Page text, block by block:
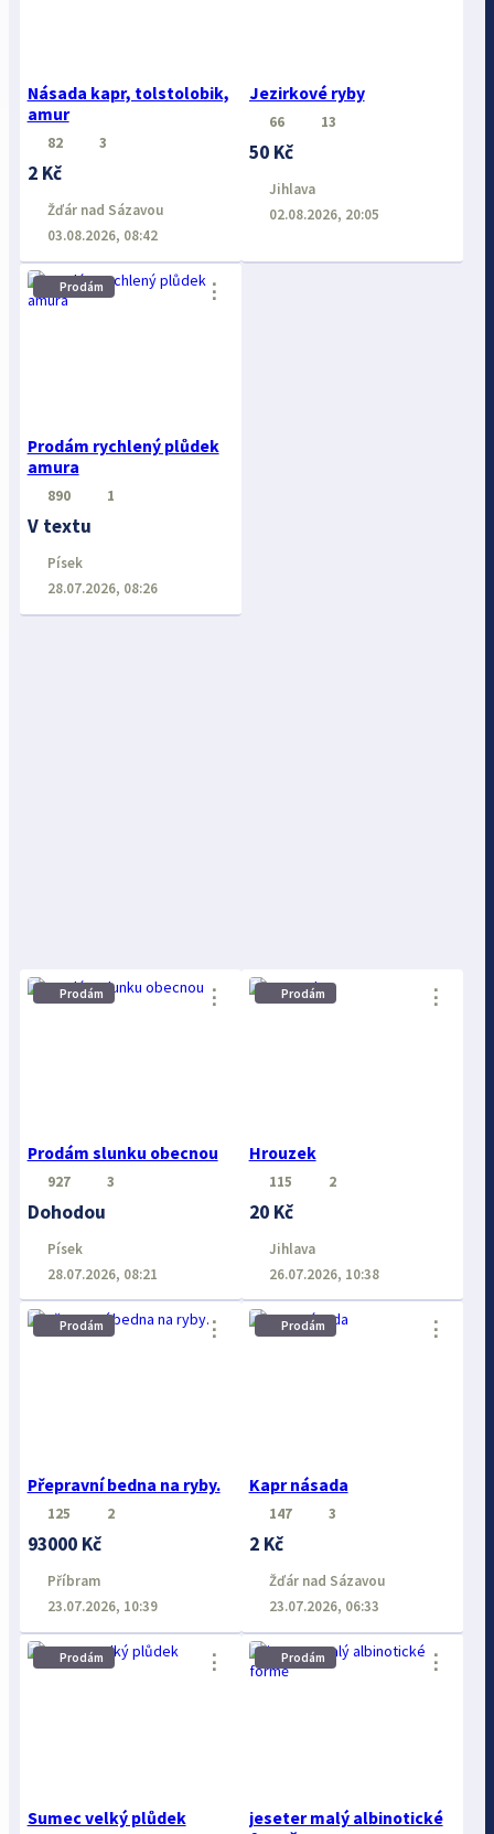
Násada kapr, tolstolobik,
amur
82 3
2 Kč
Žďár nad Sázavou
03.08.2026, 08:42
Jezirkové ryby
66 13
50 Kč
Jihlava
02.08.2026, 20:05
Prodám
Prodám rychlený plůdek
amura
⋮
890 1
V textu
Písek
28.07.2026, 08:26
Prodám
Prodám slunku obecnou
⋮
927 3
Dohodou
Písek
28.07.2026, 08:21
Prodám
Hrouzek
⋮
115 2
20 Kč
Jihlava
26.07.2026, 10:38
Prodám
Přepravní bedna na ryby.
⋮
125 2
93000 Kč
Příbram
23.07.2026, 10:39
Prodám
Kapr násada
⋮
147 3
2 Kč
Žďár nad Sázavou
23.07.2026, 06:33
Prodám
Sumec velký plůdek
⋮ Prodám
jeseter malý albinotické
⋮